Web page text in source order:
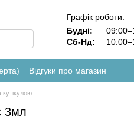
Графік роботи:
Будні:
Сб-Нд:
Відгуки про магазин
кутікулою
3мл